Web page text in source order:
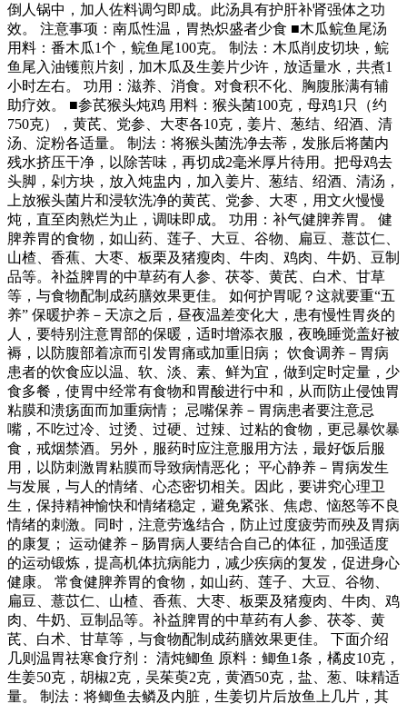
倒人锅中，加人佐料调匀即成。此汤具有护肝补肾强体之功
效。 注意事项：南瓜性温，胃热炽盛者少食 ■木瓜鲩鱼尾汤
用料：番木瓜1个，鲩鱼尾100克。 制法：木瓜削皮切块，鲩
鱼尾入油镬煎片刻，加木瓜及生姜片少许，放适量水，共煮1
小时左右。 功用：滋养、消食。对食积不化、胸腹胀满有辅
助疗效。 ■参芪猴头炖鸡 用料：猴头菌100克，母鸡1只（约
750克），黄芪、党参、大枣各10克，姜片、葱结、绍酒、清
汤、淀粉各适量。 制法：将猴头菌洗净去蒂，发胀后将菌内
残水挤压干净，以除苦味，再切成2毫米厚片待用。把母鸡去
头脚，剁方块，放入炖盅内，加入姜片、葱结、绍酒、清汤，
上放猴头菌片和浸软洗净的黄芪、党参、大枣，用文火慢慢
炖，直至肉熟烂为止，调味即成。 功用：补气健脾养胃。 健
脾养胃的食物，如山药、莲子、大豆、谷物、扁豆、薏苡仁、
山楂、香蕉、大枣、板栗及猪瘦肉、牛肉、鸡肉、牛奶、豆制
品等。补益脾胃的中草药有人参、茯苓、黄芪、白术、甘草
等，与食物配制成药膳效果更佳。 如何护胃呢？这就要重“五
养” 保暖护养－天凉之后，昼夜温差变化大，患有慢性胃炎的
人，要特别注意胃部的保暖，适时增添衣服，夜晚睡觉盖好被
褥，以防腹部着凉而引发胃痛或加重旧病； 饮食调养－胃病
患者的饮食应以温、软、淡、素、鲜为宜，做到定时定量，少
食多餐，使胃中经常有食物和胃酸进行中和，从而防止侵蚀胃
粘膜和溃疡面而加重病情； 忌嘴保养－胃病患者要注意忌
嘴，不吃过冷、过烫、过硬、过辣、过粘的食物，更忌暴饮暴
食，戒烟禁酒。另外，服药时应注意服用方法，最好饭后服
用，以防刺激胃粘膜而导致病情恶化； 平心静养－胃病发生
与发展，与人的情绪、心态密切相关。因此，要讲究心理卫
生，保持精神愉快和情绪稳定，避免紧张、焦虑、恼怒等不良
情绪的刺激。同时，注意劳逸结合，防止过度疲劳而殃及胃病
的康复； 运动健养－肠胃病人要结合自己的体征，加强适度
的运动锻炼，提高机体抗病能力，减少疾病的复发，促进身心
健康。 常食健脾养胃的食物，如山药、莲子、大豆、谷物、
扁豆、薏苡仁、山楂、香蕉、大枣、板栗及猪瘦肉、牛肉、鸡
肉、牛奶、豆制品等。补益脾胃的中草药有人参、茯苓、黄
芪、白术、甘草等，与食物配制成药膳效果更佳。 下面介绍
几则温胃祛寒食疗剂： 清炖鲫鱼 原料：鲫鱼1条，橘皮10克，
生姜50克，胡椒2克，吴茱萸2克，黄酒50克，盐、葱、味精适
量。 制法：将鲫鱼去鳞及内脏，生姜切片后放鱼上几片，其